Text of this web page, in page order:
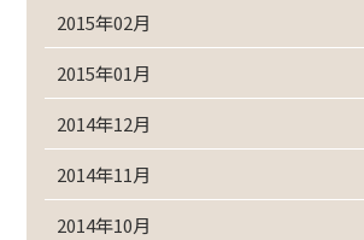
2015年02月
2015年01月
2014年12月
2014年11月
2014年10月